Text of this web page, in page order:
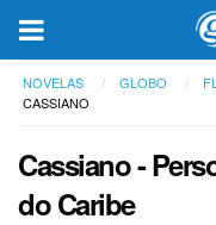
NOVELAS GLOBO
CASSIANO
Cassiano -
do Caribe